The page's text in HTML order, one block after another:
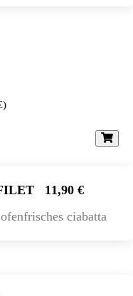
)
11,90 €
ciabatta